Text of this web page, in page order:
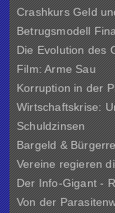
Crashkurs Geld
Betrugsmodell
Die Evolution des
Film: Arme Sau
Korruption in der
Wirtschaftskrise:
Schuldzinsen
Bargeld &
Vereine regieren
Der Info-Gigant -
Von der